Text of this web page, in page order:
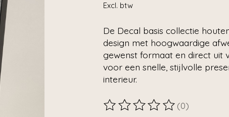
Excl. btw
De Decal basis collectie
design met hoogwaardige
gewenst formaat en direct uit
voor een snelle, stijlvolle
interieur.
De beoordeling van dit
(0)